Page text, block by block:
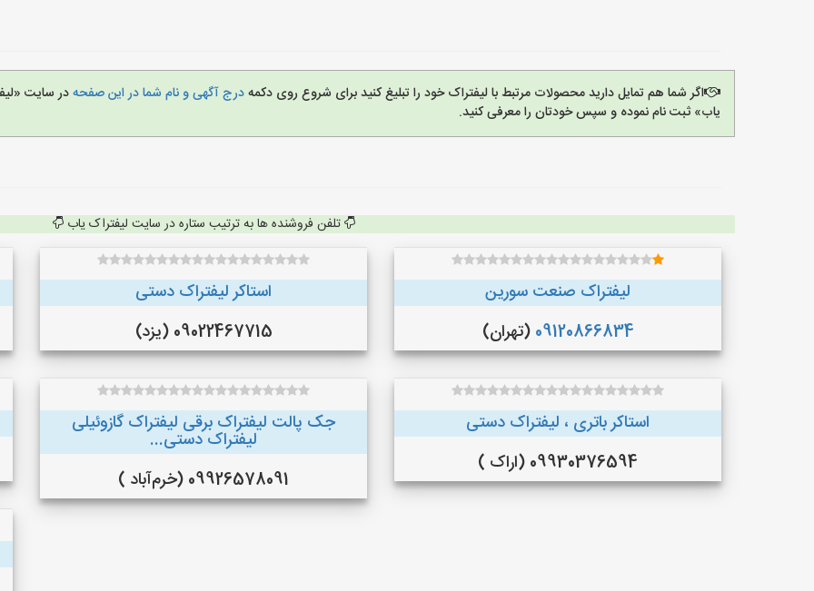
اگر شما هم تمایل دارید محصولات مرتبط با لیفتراک خود را تبلیغ کنید برای شروع روی دکمهدرج آگهی و نام شما در این صفحهدر سایت
یاب» ثبت نام نموده و سپس خودتان را معرفی کنید.
تلفن فروشنده ها به ترتیب ستاره در سایت لیفتراک یاب
لیفتراک صنعت سورین
09120866834 (تهران)
استاکر لیفتراک دستی
09022467715 (یزد)
استاکر باتری ، لیفتراک دستی
09930376594 (اراک )
جک پالت لیفتراک برقی لیفتراک گازوئیلی
لیفتراک دستی...
09926578091 (خرم‌آباد )